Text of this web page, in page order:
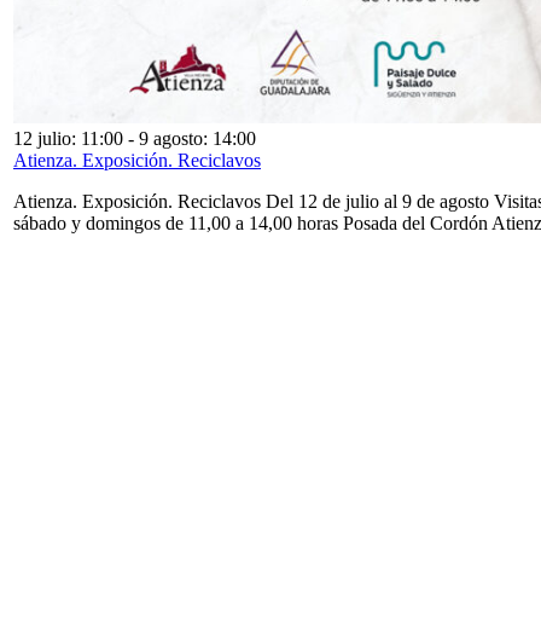
12 julio: 11:00 - 9 agosto: 14:00
Atienza. Exposición. Reciclavos
Atienza. Exposición. Reciclavos Del 12 de julio al 9 de agosto
sábado y domingos de 11,00 a 14,00 horas Posada del Cordón